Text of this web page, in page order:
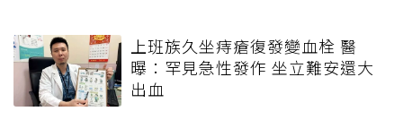
上班族久坐痔瘡復發變血栓 醫
曝：罕見急性發作 坐立難安還大
出血